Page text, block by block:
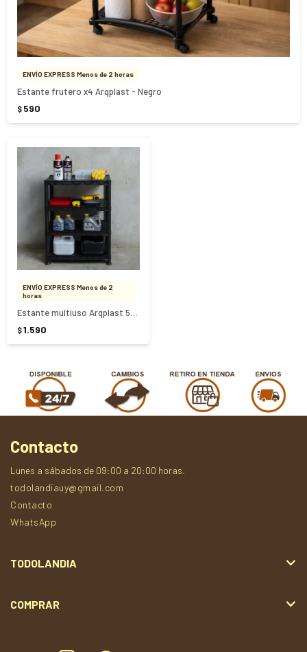
ENVÍO EXPRESS Menos de 2 horas
Estante frutero x4 Arqplast - Negro
$ 590
ENVÍO EXPRESS Menos de 2
horas
$1.590
Contacto
Lunes a sábados de 09:00 a 20:00 horas.
todolandiauy@gmail.com
Contacto
WhatsApp
TODOLANDIA
COMPRAR